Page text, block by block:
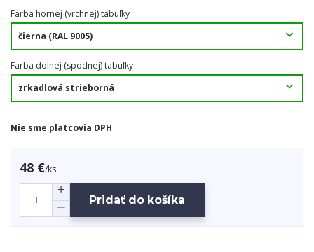
Farba hornej (vrchnej) tabuľky
Farba dolnej (spodnej) tabuľky
Nie sme platcovia DPH
48 €/ks
Pridať do košíka